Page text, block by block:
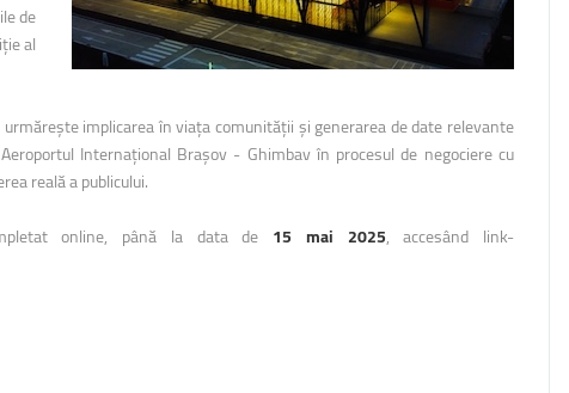
Campus Transilvania
de
al
implicarea în viața comunității și generarea de date relevante
Internațional Brașov - Ghimbav în procesul de negociere cu
reală a publicului.
online, până la data de 15 mai 2025, accesând link-